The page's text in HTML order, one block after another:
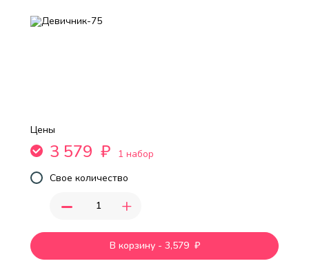
Цены
3 579 ₽
1 набор
Свое количество
- +
В корзину - 3,579 ₽